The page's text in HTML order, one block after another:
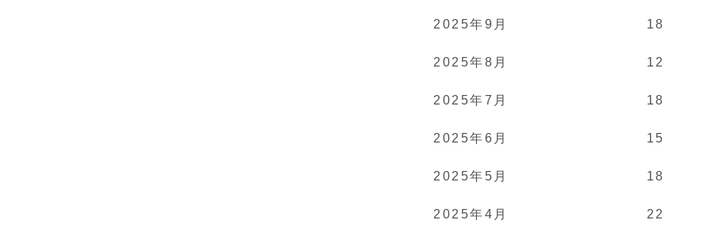
2025年9月 18
2025年8月 12
2025年7月 18
2025年6月 15
2025年5月 18
2025年4月 22